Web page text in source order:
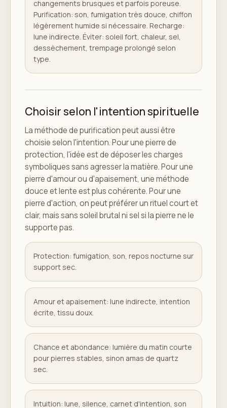
changements brusques et parfois poreuse.
Purification: son, fumigation très douce, chiffon
légèrement humide si nécessaire. Recharge:
lune indirecte. Éviter: soleil fort, chaleur, sel,
dessèchement, trempage prolongé selon
type.
Choisir selon l'intention spirituelle
La méthode de purification peut aussi être
choisie selon l'intention. Pour une pierre de
protection, l'idée est de déposer les charges
symboliques sans agresser la matière. Pour une
pierre d'amour ou d'apaisement, une méthode
douce et lente est plus cohérente. Pour une
pierre d'action, on peut préférer un rituel court et
clair, mais sans soleil brutal ni sel si la pierre ne le
supporte pas.
Protection: fumigation, son, repos nocturne sur
support sec.
Amour et apaisement: lune indirecte, intention
écrite, tissu doux.
Chance et abondance: lumière du matin courte
pour pierres stables, sinon amas de quartz
sec.
Intuition: lune, silence, carnet d'intention, son